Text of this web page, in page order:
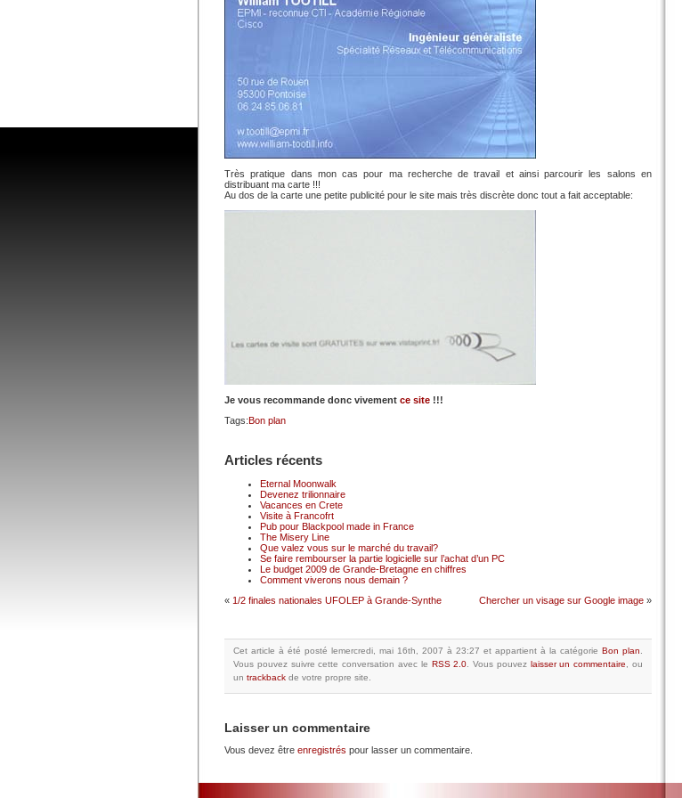
Très pratique dans mon cas pour ma recherche de travail et ainsi parcourir les salons en
distribuant ma carte !!!
Au dos de la carte une petite publicité pour le site mais très discrète donc tout a fait acceptable:
Je vous recommande donc vivement ce site !!!
Tags:Bon plan
Articles récents
Eternal Moonwalk
Devenez trilionnaire
Vacances en Crete
Visite à Francofrt
Pub pour Blackpool made in France
The Misery Line
Que valez vous sur le marché du travail?
Se faire rembourser la partie logicielle sur l’achat d’un PC
Le budget 2009 de Grande-Bretagne en chiffres
Comment viverons nous demain ?
« 1/2 finales nationales UFOLEP à Grande-Synthe Chercher un visage sur Google image »
Cet article à été posté lemercredi, mai 16th, 2007 à 23:27 et appartient à la catégorie Bon plan
Vous pouvez suivre cette conversation avec le RSS 2.0 .Vous pouvez laisser un commentaire
, ou
un trackback de votre propre site.
Laisser un commentaire
Vous devez être enregistrés pour lasser un commentaire.